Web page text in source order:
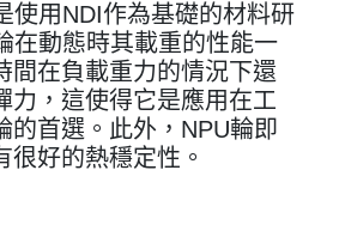
使用NDI作為基礎的材料研
在動態時其載重的性能一
間在負載重力的情況下還
力，這使得它是應用在工
的首選。此外，NPU輪即
很好的熱穩定性。